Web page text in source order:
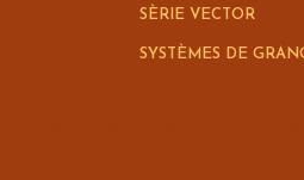
SÈRIE VECTOR
SYSTÈMES DE